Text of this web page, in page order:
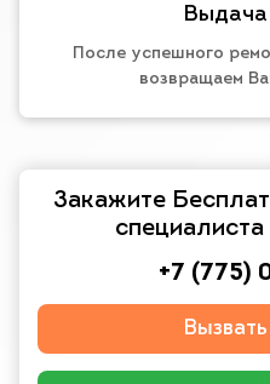
Выдача
После успешного
возвращаем
Закажите
+7 (775)